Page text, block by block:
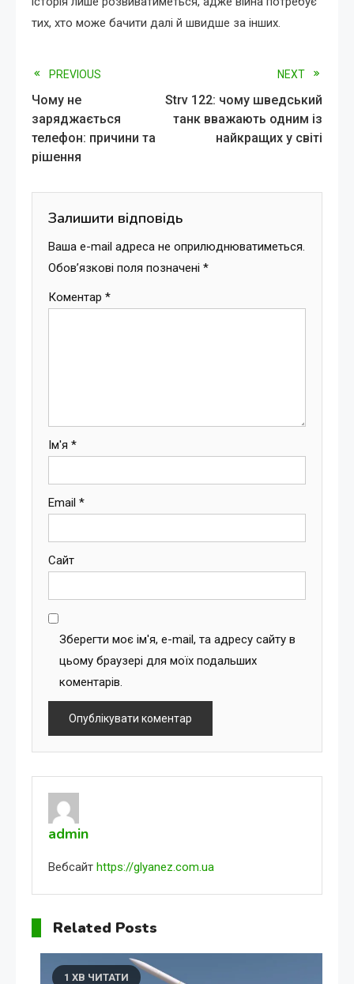
тих, хто може бачити далі й швидше за інших.
Read
more
articles
PREVIOUS
Чому не
заряджається
телефон: причини та
рішення
NEXT
Strv 122: чому шведський
танк вважають одним із
найкращих у світі
Залишити відповідь
Ваша e-mail адреса не оприлюднюватиметься.
Обов’язкові поля позначені *
Коментар *
Ім'я *
Email *
Сайт
Зберегти моє ім'я, e-mail, та адресу сайту в
цьому браузері для моїх подальших
коментарів.
admin
Вебсайт https://glyanez.com.ua
Related Posts
1 ХВ ЧИТАТИ